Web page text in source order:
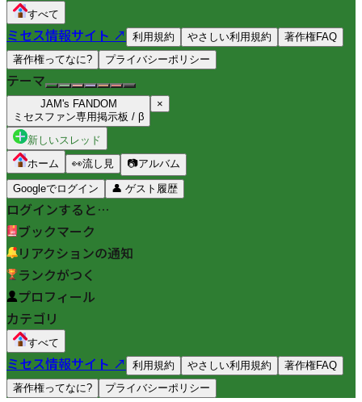
すべて
ミセス情報サイト ↗ 利用規約 やさしい利用規約
著作権FAQ
著作権ってなに?
プライバシーポリシー
テーマ
JAM's FANDOM
ミセスファン専用掲示板 / β
×
新しいスレッド
ホーム
👀流し見 📷アルバム
Googleでログイン 👤 ゲスト履歴
ログインすると…
ブックマーク
リアクションの通知
ランクがつく
プロフィール
カテゴリ
すべて
ミセス情報サイト ↗ 利用規約 やさしい利用規約
著作権FAQ
著作権ってなに?
プライバシーポリシー